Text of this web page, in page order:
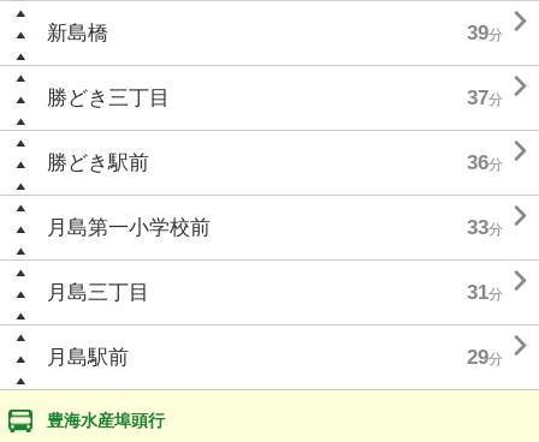
新島橋 39分 
勝どき三丁目 37分 
勝どき駅前 36分 
月島第一小学校前 33分 
月島三丁目 31分 
月島駅前 29分 
豊海水産埠頭行